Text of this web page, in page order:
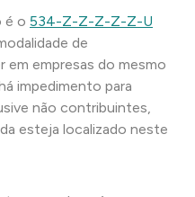
é o 534-Z-Z-Z-Z-Z-U
de
em empresas do mesmo
impedimento para
não contribuintes,
esteja localizado neste